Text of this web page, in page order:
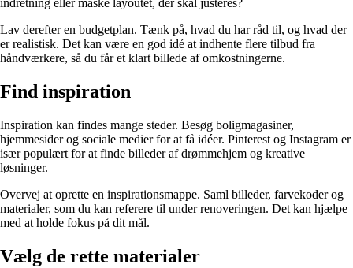
indretning eller måske layoutet, der skal justeres?
Lav derefter en budgetplan. Tænk på, hvad du har råd til, og hvad der
er realistisk. Det kan være en god idé at indhente flere tilbud fra
håndværkere, så du får et klart billede af omkostningerne.
Find inspiration
Inspiration kan findes mange steder. Besøg boligmagasiner,
hjemmesider og sociale medier for at få idéer. Pinterest og Instagram er
især populært for at finde billeder af drømmehjem og kreative
løsninger.
Overvej at oprette en inspirationsmappe. Saml billeder, farvekoder og
materialer, som du kan referere til under renoveringen. Det kan hjælpe
med at holde fokus på dit mål.
Vælg de rette materialer